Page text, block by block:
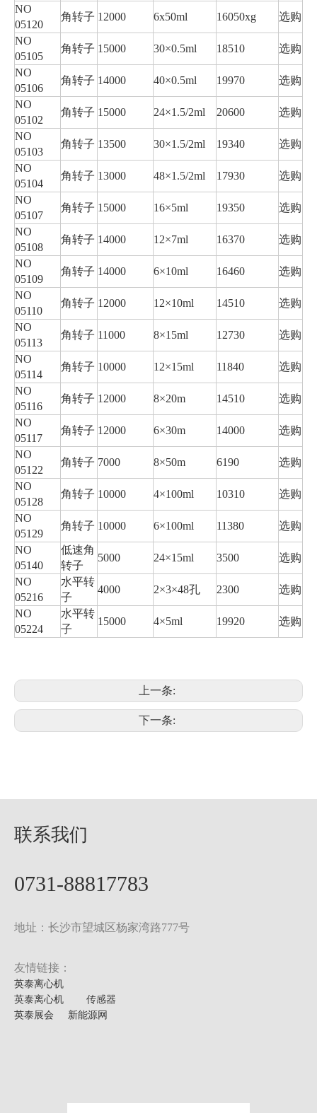
NO
05120
角转子 12000 6x50ml 16050xg
选购
NO
05105
角转子 15000 30×0.5ml 18510
选购
NO
05106
角转子 14000 40×0.5ml 19970
选购
NO
05102
角转子 15000 24×1.5/2ml 20600
选购
NO
05103
角转子 13500 30×1.5/2ml 19340
选购
NO
05104
角转子 13000 48×1.5/2ml 17930
选购
NO
05107
角转子 15000 16×5ml 19350
选购
NO
05108
角转子 14000 12×7ml 16370
选购
NO
05109
角转子 14000 6×10ml 16460
选购
NO
05110
角转子 12000 12×10ml 14510
选购
NO
05113
角转子 11000 8×15ml 12730
选购
NO
05114
角转子 10000 12×15ml 11840
选购
NO
05116
角转子 12000 8×20m 14510
选购
NO
05117
角转子 12000 6×30m 14000
选购
NO
05122
角转子 7000 8×50m 6190
选购
NO
05128
角转子 10000 4×100ml 10310
选购
NO
05129
角转子 10000 6×100ml 11380
选购
NO
05140
低速角
转子
5000 24×15ml 3500
选购
NO
05216
水平转
子
4000 2×3×48孔 2300
选购
NO
05224
水平转
子
15000 4×5ml 19920 选购
上一条:
下一条:
联系我们
0731-88817783
地址：长沙市望城区杨家湾路777号
友情链接：
英泰离心机
英泰离心机
传感器
英泰展会
新能源网